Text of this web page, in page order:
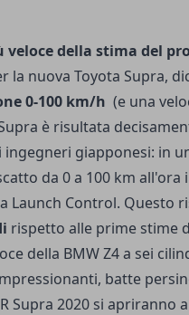
veloce della stima del
la nuova Toyota Supra,
0-100 km/h (e una
è risultata
giapponesi: in
da 0 a 100 km all'ora
Launch Control. Questo
rispetto alle prime stime
della BMW Z4 a sei
batte
Supra 2020 si apriranno